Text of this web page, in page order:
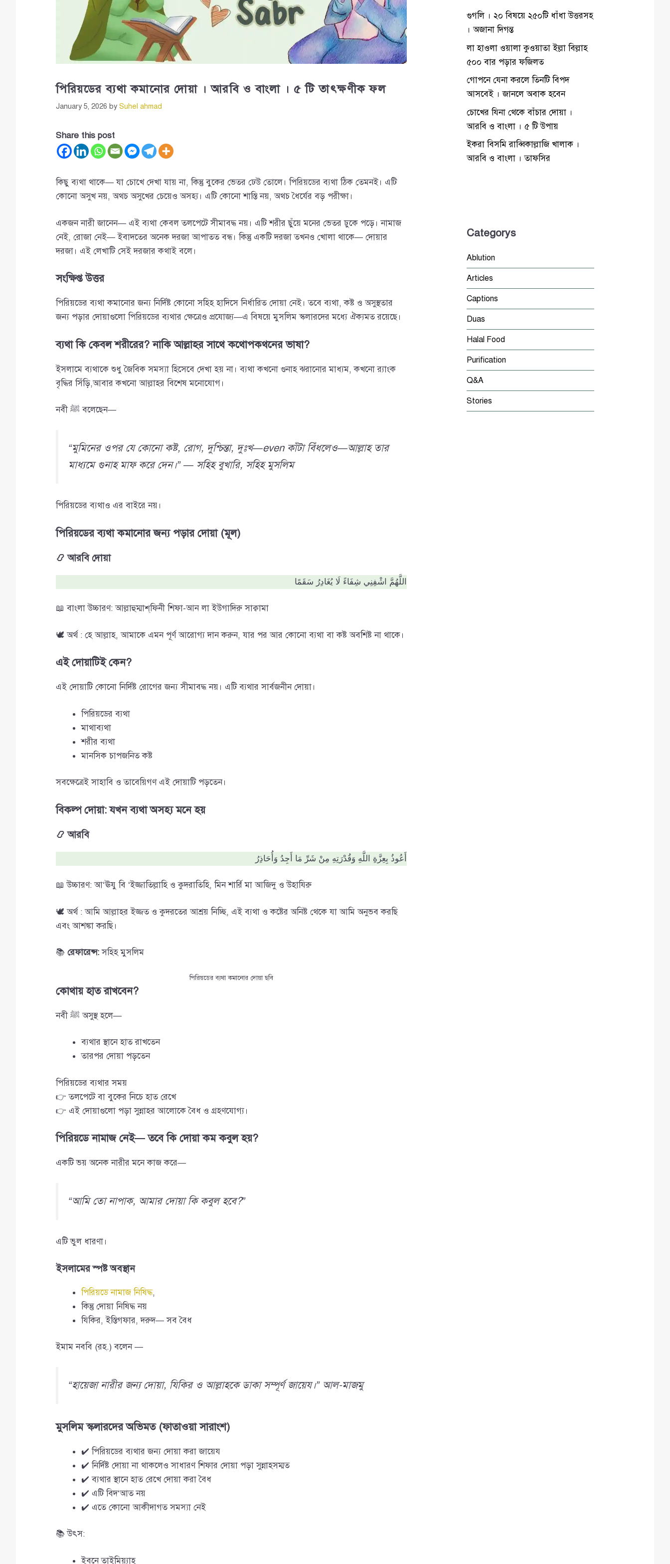
পিরিয়ডের ব্যথা কমানোর দোয়া । আরবি ও বাংলা । ৫ টি তাৎক্ষণীক ফল
January 5, 2026 by Suhel ahmad
Share this post
কিছু ব্যথা থাকে— যা চোখে দেখা যায় না, কিন্তু বুকের ভেতর ঢেউ তোলে। পিরিয়ডের ব্যথা ঠিক তেমনই। এটি
কোনো অসুখ নয়, অথচ অসুখের চেয়েও অসহ্য। এটি কোনো শাস্তি নয়, অথচ ধৈর্যের বড় পরীক্ষা।
একজন নারী জানেন— এই ব্যথা কেবল তলপেটে সীমাবদ্ধ নয়। এটি শরীর ছুঁয়ে মনের ভেতর ঢুকে পড়ে। নামাজ
নেই, রোজা নেই— ইবাদতের অনেক দরজা আপাতত বন্ধ। কিন্তু একটি দরজা তখনও খোলা থাকে— দোয়ার
দরজা। এই লেখাটি সেই দরজার কথাই বলে।
সংক্ষিপ্ত উত্তর
পিরিয়ডের ব্যথা কমানোর জন্য নির্দিষ্ট কোনো সহিহ হাদিসে নির্ধারিত দোয়া নেই। তবে ব্যথা, কষ্ট ও অসুস্থতার
জন্য পড়ার দোয়াগুলো পিরিয়ডের ব্যথার ক্ষেত্রেও প্রযোজ্য—এ বিষয়ে মুসলিম স্কলারদের মধ্যে ঐক্যমত রয়েছে।
ব্যথা কি কেবল শরীরের? নাকি আল্লাহর সাথে কথোপকথনের ভাষা?
ইসলামে ব্যথাকে শুধু জৈবিক সমস্যা হিসেবে দেখা হয় না। ব্যথা কখনো গুনাহ ঝরানোর মাধ্যম, কখনো র‍্যাংক
বৃদ্ধির সিঁড়ি,আবার কখনো আল্লাহর বিশেষ মনোযোগ।
নবী ﷺ বলেছেন—
“মুমিনের ওপর যে কোনো কষ্ট, রোগ, দুশ্চিন্তা, দুঃখ—even কাঁটা বিঁধলেও—আল্লাহ তার
মাধ্যমে গুনাহ মাফ করে দেন।” — সহিহ বুখারি, সহিহ মুসলিম
পিরিয়ডের ব্যথাও এর বাইরে নয়।
পিরিয়ডের ব্যথা কমানোর জন্য পড়ার দোয়া (মূল)
📿 আরবি দোয়া
اللَّهُمَّ اشْفِنِي شِفَاءً لَا يُغَادِرُ سَقَمًا
📖 বাংলা উচ্চারণ: আল্লাহুম্মাশ্‌ফিনী শিফা-আন লা ইউগাদিরু সাক্বামা
🕊️ অর্থ : হে আল্লাহ, আমাকে এমন পূর্ণ আরোগ্য দান করুন, যার পর আর কোনো ব্যথা বা কষ্ট অবশিষ্ট না থাকে।
এই দোয়াটিই কেন?
এই দোয়াটি কোনো নির্দিষ্ট রোগের জন্য সীমাবদ্ধ নয়। এটি ব্যথার সার্বজনীন দোয়া।
পিরিয়ডের ব্যথা
মাথাব্যথা
শরীর ব্যথা
মানসিক চাপজনিত কষ্ট
সবক্ষেত্রেই সাহাবি ও তাবেয়িগণ এই দোয়াটি পড়তেন।
বিকল্প দোয়া: যখন ব্যথা অসহ্য মনে হয়
📿 আরবি
أَعُوذُ بِعِزَّةِ اللَّهِ وَقُدْرَتِهِ مِنْ شَرِّ مَا أَجِدُ وَأُحَاذِرُ
📖 উচ্চারণ: আ‘ঊযু বি ‘ইজ্জাতিল্লাহি ও কুদরাতিহি, মিন শার্রি মা আজিদু ও উহাযিরু
🕊️ অর্থ : আমি আল্লাহর ইজ্জত ও কুদরতের আশ্রয় নিচ্ছি, এই ব্যথা ও কষ্টের অনিষ্ট থেকে যা আমি অনুভব করছি
এবং আশঙ্কা করছি।
📚 রেফারেন্স:সহিহ মুসলিম
পিরিয়ডের ব্যথা কমানোর দোয়া ছবি
কোথায় হাত রাখবেন?
নবী ﷺ অসুস্থ হলে—
ব্যথার স্থানে হাত রাখতেন
তারপর দোয়া পড়তেন
পিরিয়ডের ব্যথার সময়
👉 তলপেটে বা বুকের নিচে হাত রেখে
👉 এই দোয়াগুলো পড়া সুন্নাহর আলোকে বৈধ ও গ্রহণযোগ্য।
পিরিয়ডে নামাজ নেই— তবে কি দোয়া কম কবুল হয়?
একটি ভয় অনেক নারীর মনে কাজ করে—
“আমি তো নাপাক, আমার দোয়া কি কবুল হবে?”
এটি ভুল ধারণা।
ইসলামের স্পষ্ট অবস্থান
পিরিয়ডে নামাজ নিষিদ্ধ,
কিন্তু দোয়া নিষিদ্ধ নয়
যিকির, ইস্তিগফার, দরুদ— সব বৈধ
ইমাম নববি (রহ.) বলেন —
“হায়েজা নারীর জন্য দোয়া, যিকির ও আল্লাহকে ডাকা সম্পূর্ণ জায়েয।” আল-মাজমু
মুসলিম স্কলারদের অভিমত (ফাতাওয়া সারাংশ)
✔️ পিরিয়ডের ব্যথার জন্য দোয়া করা জায়েয
✔️ নির্দিষ্ট দোয়া না থাকলেও সাধারণ শিফার দোয়া পড়া সুন্নাহসম্মত
✔️ ব্যথার স্থানে হাত রেখে দোয়া করা বৈধ
✔️ এটি বিদ‘আত নয়
✔️ এতে কোনো আকীদাগত সমস্যা নেই
📚 উৎস:
ইবনে তাইমিয়্যাহ
গুগলি । ২০ বিষয়ে ২৫০টি ধাঁধা উত্তরসহ
। অজানা দিগন্ত
লা হাওলা ওয়ালা কুওয়াতা ইল্লা বিল্লাহ
৫০০ বার পড়ার ফজিলত
গোপনে যেনা করলে তিনটি বিপদ
আসবেই । জানলে অবাক হবেন
চোখের যিনা থেকে বাঁচার দোয়া ।
আরবি ও বাংলা । ৫ টি উপায়
ইকরা বিসমি রাব্বিকাল্লাজি খালাক ।
আরবি ও বাংলা । তাফসির
Categorys
Ablution
Articles
Captions
Duas
Halal Food
Purification
Q&A
Stories